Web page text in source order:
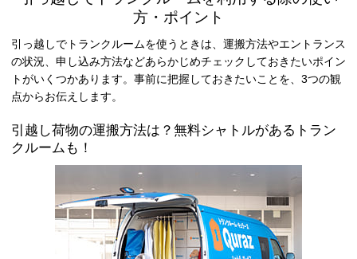
方・ポイント
引っ越しでトランクルームを使うときは、運搬方法やエントランス
の状況、申し込み方法などあらかじめチェックしておきたいポイン
トがいくつかあります。事前に把握しておきたいことを、3つの観
点からお伝えします。
引越し荷物の運搬方法は？無料シャトルがあるトラン
クルームも！